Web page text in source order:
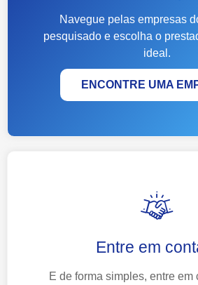
Navegue pelas empresas
pesquisado e escolha o
ideal.
ENCONTRE UMA
Entre em
E de forma simples, entre em